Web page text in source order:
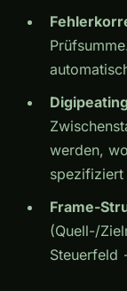
Digipeating
werden,
Frame-
(Quell-/